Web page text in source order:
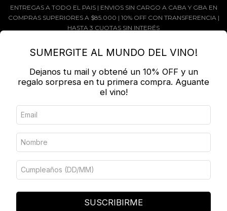
ENTREGAS A TODO EL PAIS | ENVIOS SIN CARGO A CABA Y GBA EN
COMPRAS SUPERIORES A $85.000 | 10% OFF CON TRANSFERENCIA |
HASTA 3 CUOTAS SIN INTERÉS
0
PRODUCTOS
/ MUNDO REVÉS
Ordenar por
FILTRAR
SUMERGITE AL MUNDO DEL VINO!
Dejanos tu mail y obtené un 10% OFF y un
regalo sorpresa en tu primera compra. Aguante
el vino!
SUSCRIBIRME